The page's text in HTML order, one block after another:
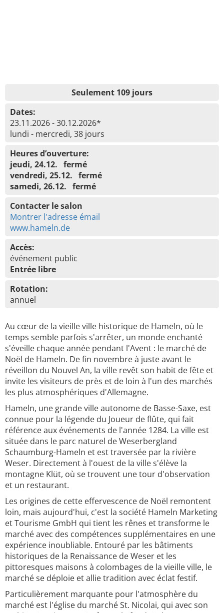
Seulement 109 jours
Dates:
23.11.2026 - 30.12.2026*
lundi - mercredi, 38 jours
Heures d’ouverture:
jeudi, 24.12. fermé
vendredi, 25.12. fermé
samedi, 26.12. fermé
Contacter le salon
Montrer l'adresse émail
www.hameln.de
Accès:
événement public
Entrée libre
Rotation:
annuel
Au cœur de la vieille ville historique de Hameln, où le
temps semble parfois s'arrêter, un monde enchanté
s'éveille chaque année pendant l'Avent : le marché de
Noël de Hameln. De fin novembre à juste avant le
réveillon du Nouvel An, la ville revêt son habit de fête et
invite les visiteurs de près et de loin à l'un des marchés
les plus atmosphériques d'Allemagne.
Hameln, une grande ville autonome de Basse-Saxe, est
connue pour la légende du Joueur de flûte, qui fait
référence aux événements de l'année 1284. La ville est
située dans le parc naturel de Weserbergland
Schaumburg-Hameln et est traversée par la rivière
Weser. Directement à l'ouest de la ville s'élève la
montagne Klüt, où se trouvent une tour d'observation
et un restaurant.
Les origines de cette effervescence de Noël remontent
loin, mais aujourd'hui, c'est la société Hameln Marketing
et Tourisme GmbH qui tient les rênes et transforme le
marché avec des compétences supplémentaires en une
expérience inoubliable. Entouré par les bâtiments
historiques de la Renaissance de Weser et les
pittoresques maisons à colombages de la vieille ville, le
marché se déploie et allie tradition avec éclat festif.
Particulièrement marquante pour l'atmosphère du
marché est l'église du marché St. Nicolai, qui avec son